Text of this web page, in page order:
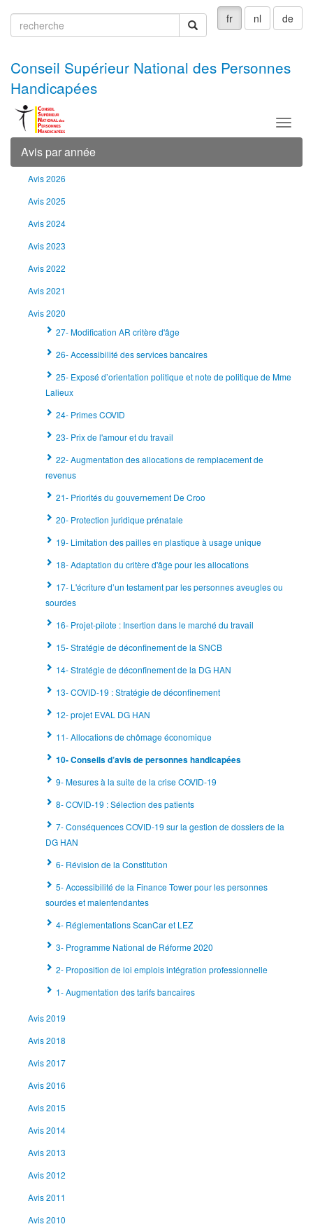
fr nl de
recherche
Conseil Supérieur National des Personnes
Handicapées
Menu
Avis par année
Avis 2026
Avis 2025
Avis 2024
Avis 2023
Avis 2022
Avis 2021
Avis 2020
27- Modification AR critère d'âge
26- Accessibilité des services bancaires
25- Exposé d’orientation politique et note de politique de Mme
Lalieux
24- Primes COVID
23- Prix de l'amour et du travail
22- Augmentation des allocations de remplacement de
revenus
21- Priorités du gouvernement De Croo
20- Protection juridique prénatale
19- Limitation des pailles en plastique à usage unique
18- Adaptation du critère d'âge pour les allocations
17- L'écriture d’un testament par les personnes aveugles ou
sourdes
16- Projet-pilote : Insertion dans le marché du travail
15- Stratégie de déconfinement de la SNCB
14- Stratégie de déconfinement de la DG HAN
13- COVID-19 : Stratégie de déconfinement
12- projet EVAL DG HAN
11- Allocations de chômage économique
10- Conseils d’avis de personnes handicapées
9- Mesures à la suite de la crise COVID-19
8- COVID-19 : Sélection des patients
7- Conséquences COVID-19 sur la gestion de dossiers de la
DG HAN
6- Révision de la Constitution
5- Accessibilité de la Finance Tower pour les personnes
sourdes et malentendantes
4- Réglementations ScanCar et LEZ
3- Programme National de Réforme 2020
2- Proposition de loi emplois intégration professionnelle
1- Augmentation des tarifs bancaires
Avis 2019
Avis 2018
Avis 2017
Avis 2016
Avis 2015
Avis 2014
Avis 2013
Avis 2012
Avis 2011
Avis 2010